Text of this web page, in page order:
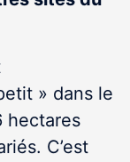
» dans le
hectares
C’est